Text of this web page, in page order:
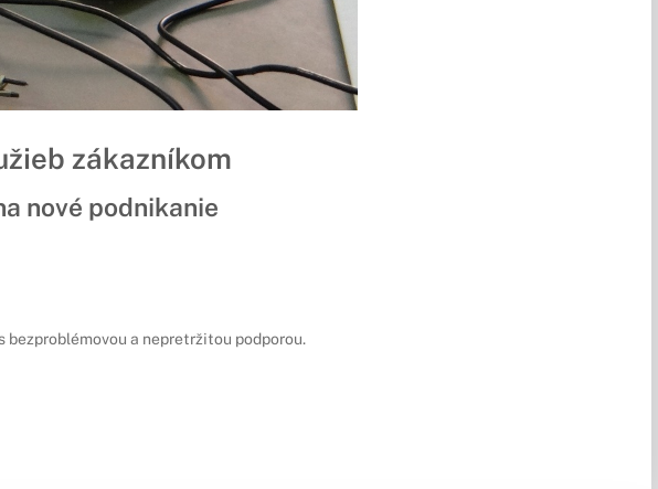
zákazníkom
nové podnikanie
a nepretržitou podporou.